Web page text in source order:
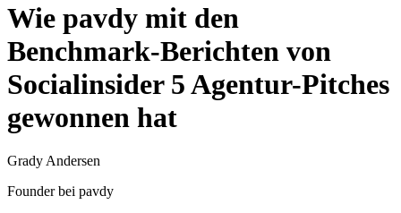
Wie pavdy mit den
Benchmark-Berichten von
Socialinsider 5 Agentur-Pitches
gewonnen hat
Grady Andersen
Founder bei pavdy